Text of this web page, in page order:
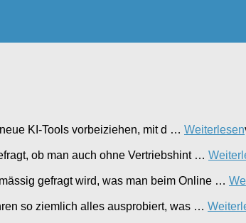
KI-Tools vorbeiziehen, mit d … Weiterlesen
ob man auch ohne Vertriebshint …
gefragt wird, was man beim Online …
so ziemlich alles ausprobiert, was …